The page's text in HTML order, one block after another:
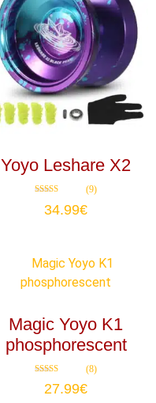
Yoyo Leshare X2
4.89
(9)
34.99€
Magic Yoyo K1
phosphorescent
4.75
(8)
27.99€